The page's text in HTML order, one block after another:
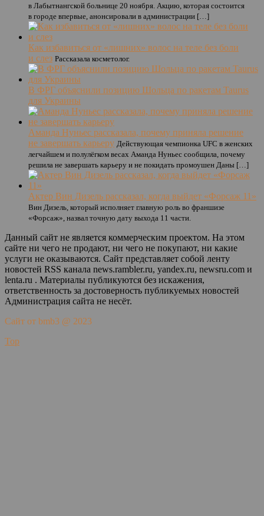
в Лабытнангской больнице 20 ноября. Акцию, которая состоится
в городе впервые, анонсировали в администрации […]
Как избавиться от «лишних» волос на теле без боли
и слез Рассказала косметолог.
В ФРГ объяснили позицию Шольца по ракетам Taurus
для Украины
Аманда Нуньес рассказала, почему приняла решение
не завершать карьеру Действующая чемпионка UFC в женских
легчайшем и полулёгком весах Аманда Нуньес сообщила, почему
решила не завершать карьеру и не покидать промоушен Даны […]
Актер Вин Дизель рассказал, когда выйдет «Форсаж 11»
Вин Дизель, который исполняет главную роль во франшизе
«Форсаж», назвал точную дату выхода 11 части.
Данный сайт не является коммерческим проектом. На этом
сайте ни чего не продают, ни чего не покупают, ни какие
услуги не оказываются. Сайт представляет собой ленту
новостей RSS канала news.rambler.ru, yandex.ru, newsru.com и
lenta.ru . Материалы публикуются без искажения,
ответственность за достоверность публикуемых новостей
Администрация сайта не несёт.
Сайт от bmb3 @ 2023
Top